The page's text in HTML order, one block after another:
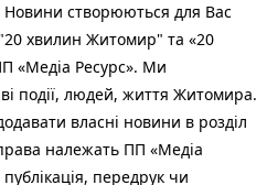
Новини створюються для Вас
хвилин Житомир" та «20
«Медіа Ресурс». Ми
події, людей, життя Житомира.
власні новини в розділ
належать ПП «Медіа
публiкацiя, передрук чи